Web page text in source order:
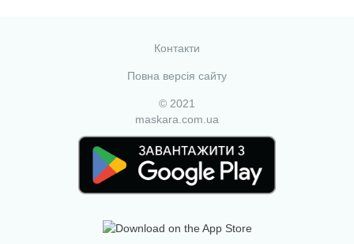
Контакти
Повна версія сайту
© 2021
maskara.com.ua